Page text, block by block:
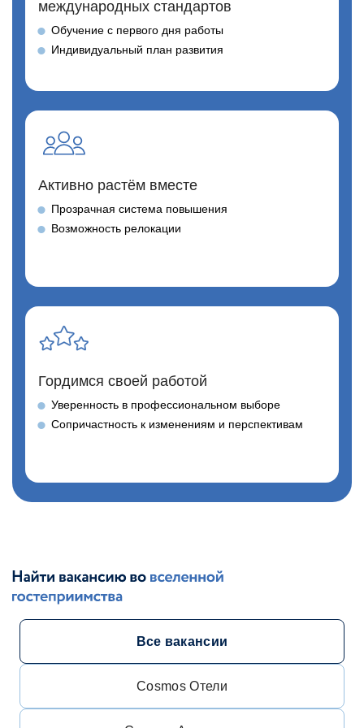
международных стандартов
Обучение с первого дня работы
Индивидуальный план развития
Активно растём вместе
Прозрачная система повышения
Возможность релокации
Гордимся своей работой
Уверенность в профессиональном выборе
Сопричастность к изменениям и перспективам
Все вакансии
Cosmos Отели